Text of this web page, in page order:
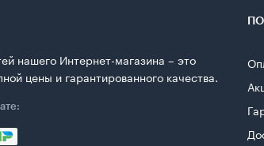
нашего Интернет-магазина – это
цены и гарантированного качества.